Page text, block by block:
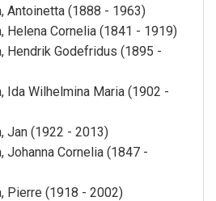
Antoinetta (1888 - 1963)
Helena Cornelia (1841 - 1919)
Hendrik Godefridus (1895 -
Ida Wilhelmina Maria (1902 -
Jan (1922 - 2013)
Johanna Cornelia (1847 -
Pierre (1918 - 2002)